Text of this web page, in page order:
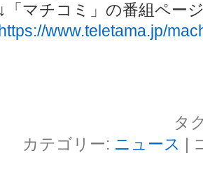
↓「マチコミ」の番組ペー
www.teletama.jp/
タ
カテゴリー: ニュース |